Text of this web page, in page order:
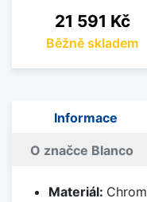
Cena
21 591 Kč
Běžně skladem
Informace
O značce Blanco
Materiál: